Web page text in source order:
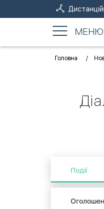
МЕНЮ
Головна
Події